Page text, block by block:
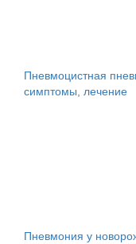
Пневмоцистная
симптомы, лечение
Пневмония у